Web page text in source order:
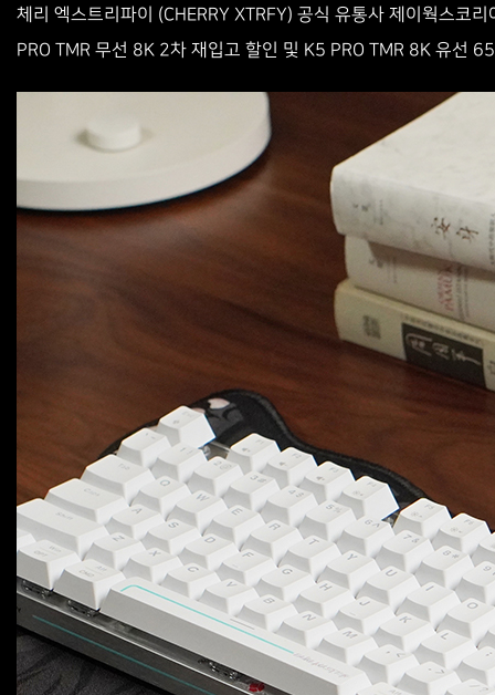
체리 엑스트리파이 (CHERRY XTRFY) 공식 유통사 제이웍스코
PRO TMR 무선 8K 2차 재입고 할인 및 K5 PRO TMR 8K 유선